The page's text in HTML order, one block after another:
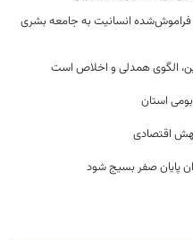
فراموش‌شده انسانیت به جامعه بشری
الگوی همدلی و اخلاص است
بومی استان
اقتصادی
پایان صفر بسیج شود